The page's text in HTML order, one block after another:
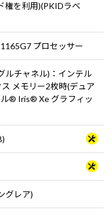
権を利用)(PKIDラベ
プロセッサー
ルチャネル)：インテル
メモリー2枚時(デュア
® Iris® Xe グラフィッ
グレア)